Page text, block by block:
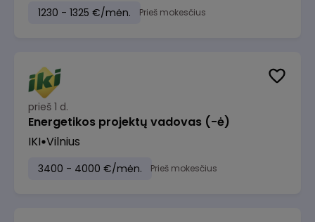
1230 - 1325 €/mėn. Prieš mokesčius
prieš 1 d.
Energetikos projektų vadovas (-ė)
IKI Vilnius
3400 - 4000 €/mėn. Prieš mokesčius